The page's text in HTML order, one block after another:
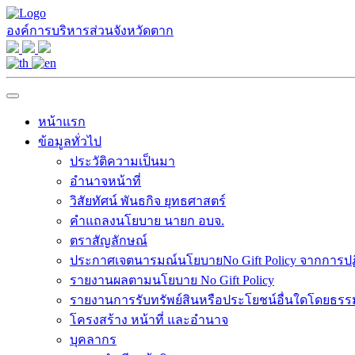
องค์การบริหารส่วนจังหวัดตาก
หน้าแรก
ข้อมูลทั่วไป
ประวัติความเป็นมา
อำนาจหน้าที่
วิสัยทัศน์ พันธกิจ ยุทธศาสตร์
คำแถลงนโยบาย นายก อบจ.
ตราสัญลักษณ์
ประกาศเจตนารมณ์นโยบายNo Gift Policy จากการ
รายงานผลตามนโยบาย No Gift Policy
รายงานการรับทรัพย์สินหรือประโยชน์อื่นใดโดยธรร
โครงสร้าง หน้าที่ และอำนาจ
บุคลากร